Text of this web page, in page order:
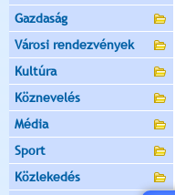
Gazdaság
Városi rendezvények
Kultúra
Köznevelés
Média
Sport
Közlekedés